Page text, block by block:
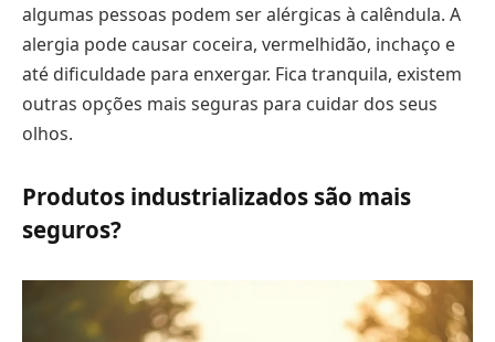
algumas pessoas podem ser alérgicas à calêndula. A
alergia pode causar coceira, vermelhidão, inchaço e
até dificuldade para enxergar. Fica tranquila, existem
outras opções mais seguras para cuidar dos seus
olhos.
Produtos industrializados são mais
seguros?